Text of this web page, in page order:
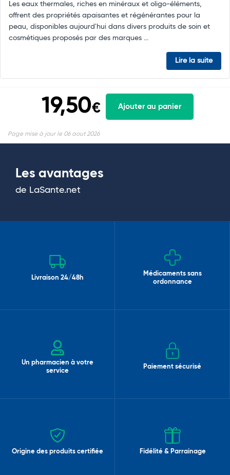
Les eaux thermales, riches en minéraux et oligo-éléments,
offrent des propriétés apaisantes et régénérantes pour la
peau, disponibles aujourd'hui dans divers produits de soin et
cosmétiques proposés par des marques ...
Lire la suite
19,50€ Ajouter au panier
Page mise à jour le 06 aout 2026
Les avantages
de LaSante.net
Livraison 24/48h
Médicaments sans
ordonnance
Un pharmacien à votre
service
Paiement sécurisé
Origine des produits certifiée Fidélité & Parrainage